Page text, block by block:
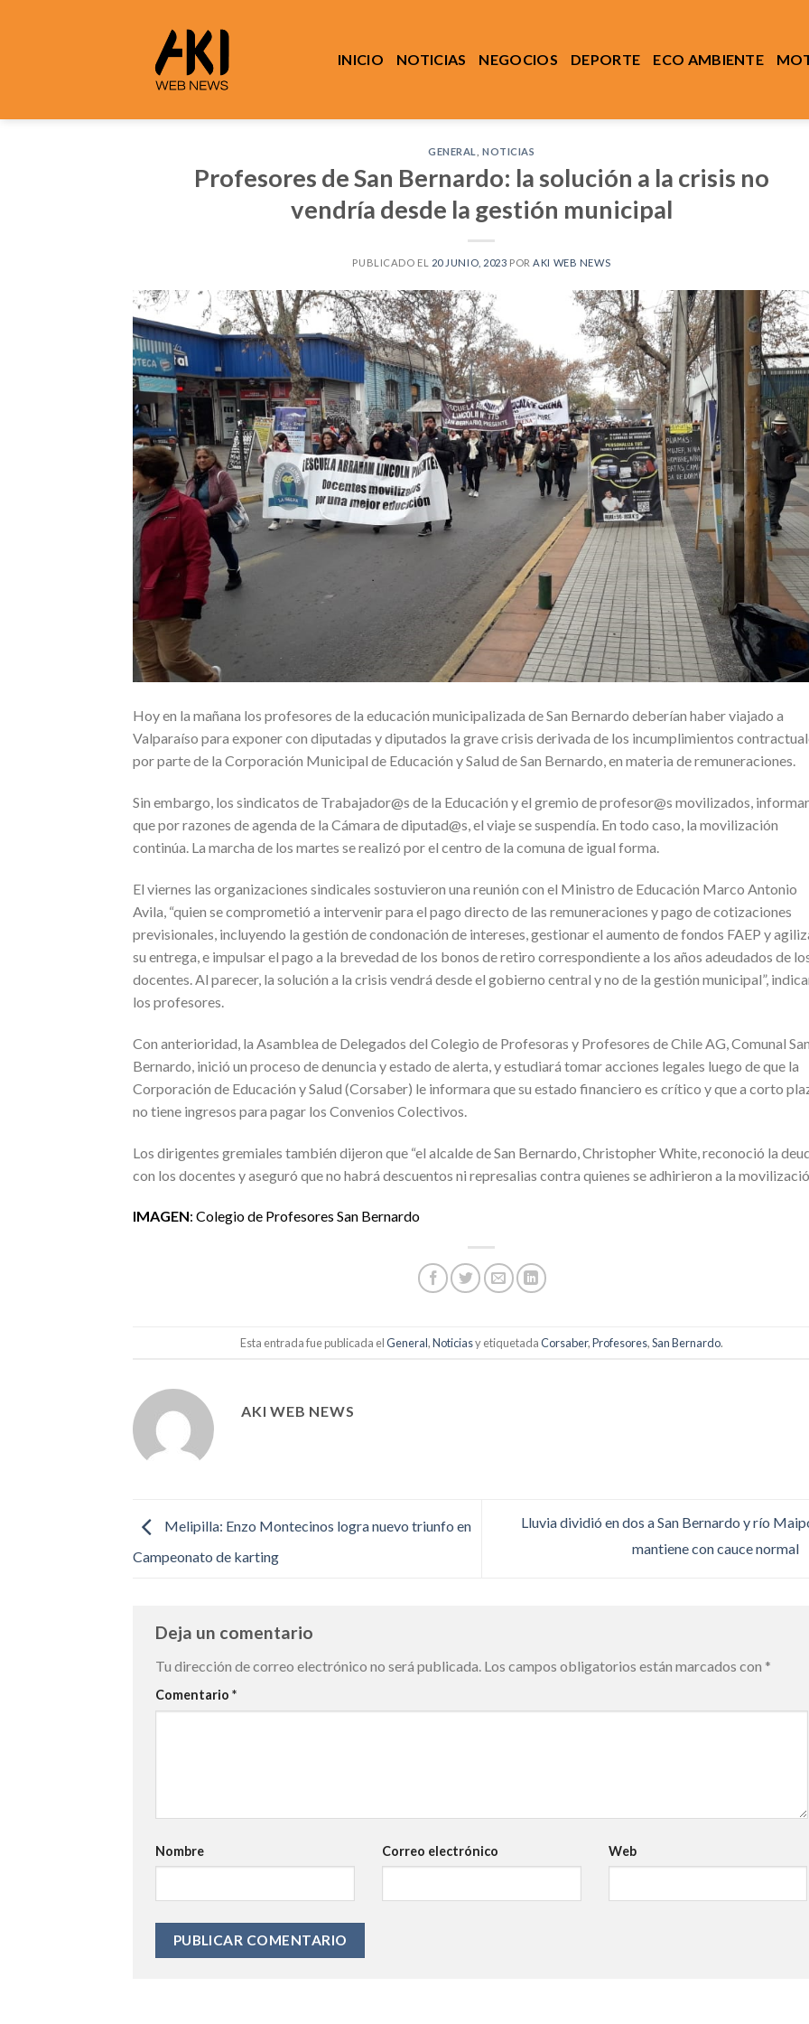
INICIO NOTICIAS NEGOCIOS DEPORTE ECO AMBIENTE
GENERAL ,NOTICIAS
Profesores de San Bernardo: la solución a la crisis no
vendría desde la gestión municipal
PUBLICADO EL 20 JUNIO, 2023 POR AKI WEB NEWS
Hoy en la mañana los profesores de la educación municipalizada de San Bernardo deberían haber viajado a
Valparaíso para exponer con diputadas y diputados la grave crisis derivada de los incumplimientos
por parte de la Corporación Municipal de Educación y Salud de San Bernardo, en materia de remuneraciones.
Sin embargo, los sindicatos de Trabajador@s de la Educación y el gremio de profesor@s movilizados,
que por razones de agenda de la Cámara de diputad@s, el viaje se suspendía. En todo caso, la movilización
continúa. La marcha de los martes se realizó por el centro de la comuna de igual forma.
El viernes las organizaciones sindicales sostuvieron una reunión con el Ministro de Educación Marco Antonio
Avila, “quien se comprometió a intervenir para el pago directo de las remuneraciones y pago de cotizaciones
previsionales, incluyendo la gestión de condonación de intereses, gestionar el aumento de fondos FAEP y
su entrega, e impulsar el pago a la brevedad de los bonos de retiro correspondiente a los años adeudados de
docentes. Al parecer, la solución a la crisis vendrá desde el gobierno central y no de la gestión municipal”,
los profesores.
Con anterioridad, la Asamblea de Delegados del Colegio de Profesoras y Profesores de Chile AG, Comunal
Bernardo, inició un proceso de denuncia y estado de alerta, y estudiará tomar acciones legales luego de que la
Corporación de Educación y Salud (Corsaber) le informara que su estado financiero es crítico y que a corto
no tiene ingresos para pagar los Convenios Colectivos.
Los dirigentes gremiales también dijeron que “el alcalde de San Bernardo, Christopher White, reconoció la
con los docentes y aseguró que no habrá descuentos ni represalias contra quienes se adhirieron a la
IMAGEN: Colegio de Profesores San Bernardo
Esta entrada fue publicada elGeneral,Noticiasy etiquetadaCorsaber,Profesores,San Bernardo.
AKI WEB NEWS
Melipilla: Enzo Montecinos logra nuevo triunfo en
Campeonato de karting
Lluvia dividió en dos a San Bernardo y río
mantiene con cauce normal
Deja un comentario
Tu dirección de correo electrónico no será publicada. Los campos obligatorios están marcados con *
Comentario *
Nombre Correo electrónico Web